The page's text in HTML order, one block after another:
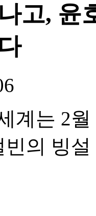
고, 윤
계는 2
빈의 빙